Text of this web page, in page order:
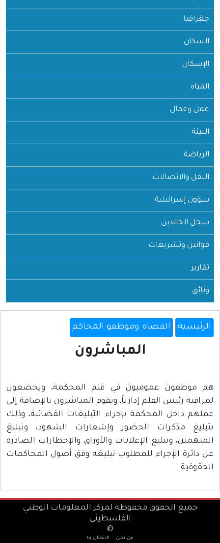
جغرافيا
السكان
الإسكان
المياه
عمل وعمال
البيئة
الرياضة
النقل والاتصالات
شؤون إسرائيلية
سجل الخالدين
قوانين وتشريعات
تقارير
وثائق
الرئيسية القضاة وموظفو المحاكم
المباشرون
هم موظفون عموميون في قلم المحكمة، ويخضعون
لمراقبة رئيس القلم إدارياً، ويقوم المباشرون بالإضافة إلى
عملهم داخل المحكمة بإجراء التبليغات القضائية، وذلك
بتبليغ مذكرات الحضور وإشعارات الشهود، وتبليغ
المتهمين، وتبليغ الإعلانات والأوراق والإخطارات الصادرة
عن دائرة الإجراء للمطلوب تبليغه وفق أصول المحاكمات
الحقوقية.
جميع الحقوق محفوظة لمركز المعلومات الوطني
الفلسطيني
©
من نحن الاتصال بنا